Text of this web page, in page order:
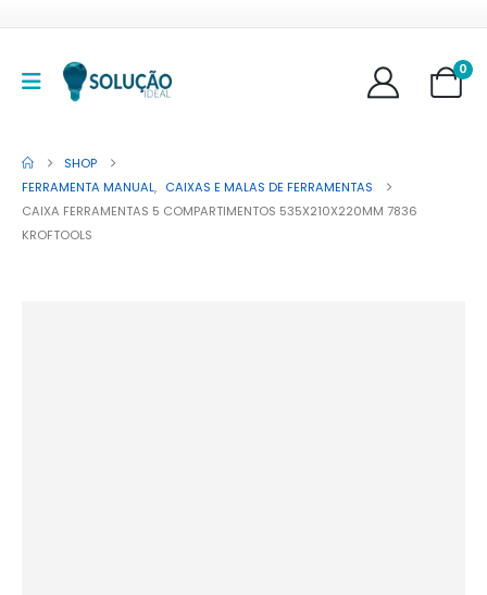
0
SHOP
FERRAMENTA MANUAL, CAIXAS E MALAS DE FERRAMENTAS
CAIXA FERRAMENTAS 5 COMPARTIMENTOS 535X210X220MM 7836
KROFTOOLS